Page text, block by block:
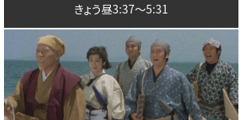
きょう昼3:37〜5:31